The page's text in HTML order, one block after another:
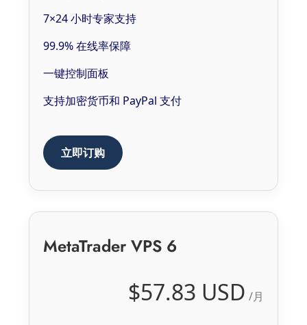
7×24 小时专家支持
99.9% 在线率保障
一键控制面板
支持加密货币和 PayPal 支付
立即订购
MetaTrader VPS 6
$57.83 USD /月